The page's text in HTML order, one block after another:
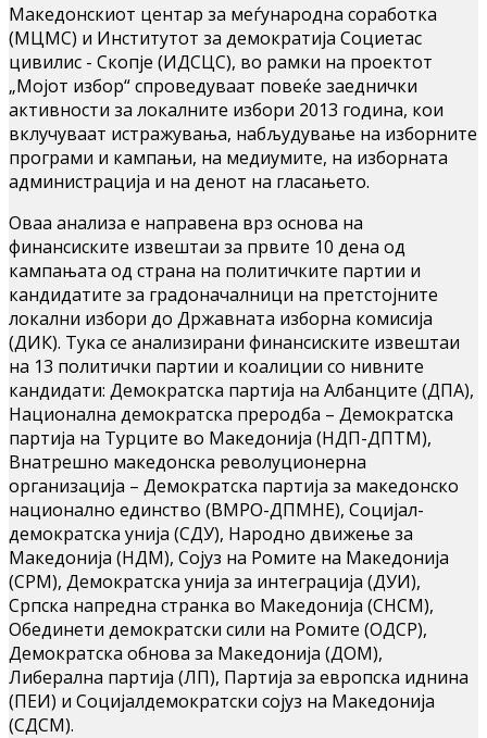
Македонскиот центар за меѓународна соработка
(МЦМС) и Институтот за демократија Социетас
цивилис - Скопје (ИДСЦС), во рамки на проектот
„Мојот избор“ спроведуваат повеќе заеднички
активности за локалните избори 2013 година, кои
вклучуваат истражувања, набљудување на изборните
програми и кампањи, на медиумите, на изборната
администрација и на денот на гласањето.
Оваа анализа е направена врз основа на
финансиските извештаи за првите 10 дена од
кампањата од страна на политичките партии и
кандидатите за градоначалници на претстојните
локални избори до Државната изборна комисија
(ДИК). Тука се анализирани финансиските извештаи
на 13 политички партии и коалиции со нивните
кандидати: Демократска партија на Албанците (ДПА),
Национална демократска преродба – Демократска
партија на Турците во Македонија (НДП-ДПТМ),
Внатрешно македонска револуционерна
организација – Демократска партија за македонско
национално единство (ВМРО-ДПМНЕ), Социјал-
демократска унија (СДУ), Народно движење за
Македонија (НДМ), Сојуз на Ромите на Македонија
(СРМ), Демократска унија за интеграција (ДУИ),
Српска напредна странка во Македонија (СНСМ),
Обединети демократски сили на Ромите (ОДСР),
Демократска обнова за Македонија (ДОМ),
Либерална партија (ЛП), Партија за европска иднина
(ПЕИ) и Социјалдемократски сојуз на Македонија
(СДСМ).